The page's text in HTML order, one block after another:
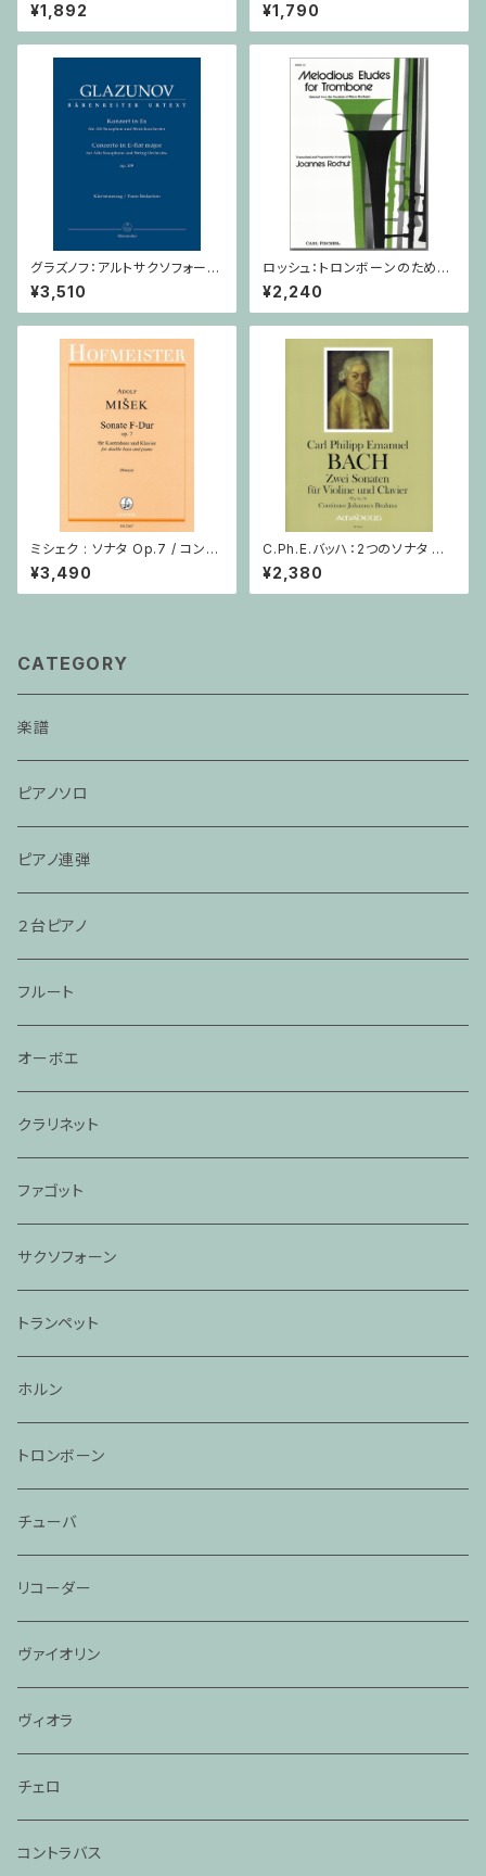
ルン
¥1,892 ¥1,790
グラズノフ：アルトサクソフォーン
と弦楽オーケストラのための 協
奏曲 変ホ長調 Op. 109 / サク
ソフォーンとピアノ
¥3,510
ロッシュ：トロンボーンのための
旋律的練習曲 第3巻/トロンボ
ーン
¥2,240
ミシェク : ソナタ Op.7 / コント
ラバスとピアノ
¥3,490
C.Ph.E.バッハ：2つのソナタ Wq
76, 78 / ヴァイオリン・ピアノ
¥2,380
CATEGORY
楽譜
ピアノソロ
ピアノ連弾
２台ピアノ
フルート
オーボエ
クラリネット
ファゴット
サクソフォーン
トランペット
ホルン
トロンボーン
チューバ
リコーダー
ヴァイオリン
ヴィオラ
チェロ
コントラバス